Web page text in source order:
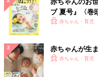
ブ 夏号』〈巻
く！ おっぱい
赤ちゃん・育児
赤ちゃんが生
赤ちゃん・育児